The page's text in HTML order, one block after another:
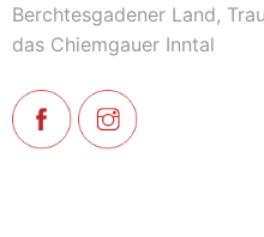
Berchtesgadener Land,
das Chiemgauer Inntal